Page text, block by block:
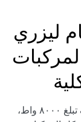
٨٠٠٠: لحام ليزري
يوفر نظام أوتو ويلد-إيف ٨٠٠٠ طاقة ليزر ألياف تبلغ ٨٠٠٠ واط،